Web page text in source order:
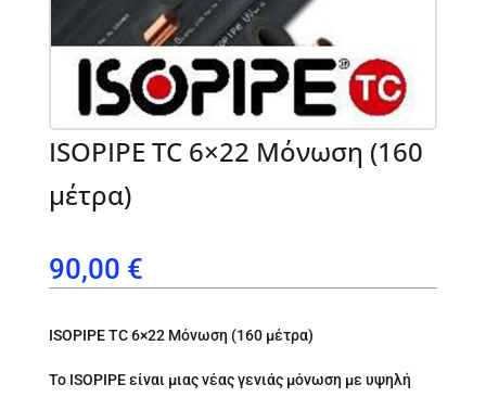
ISOPIPE TC 6×22 Μόνωση (160
μέτρα)
90,00 €
ISOPIPE TC 6×22 Μόνωση (160 μέτρα)
To ISOPIPE είναι μιας νέας γενιάς μόνωση με υψηλή